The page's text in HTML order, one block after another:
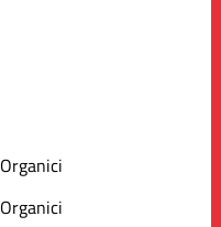
Organici
Organici